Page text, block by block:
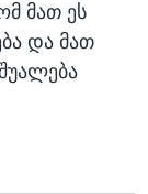
მათ ეს
და მათ